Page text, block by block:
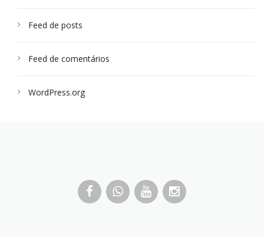
Feed de posts
Feed de comentários
WordPress.org